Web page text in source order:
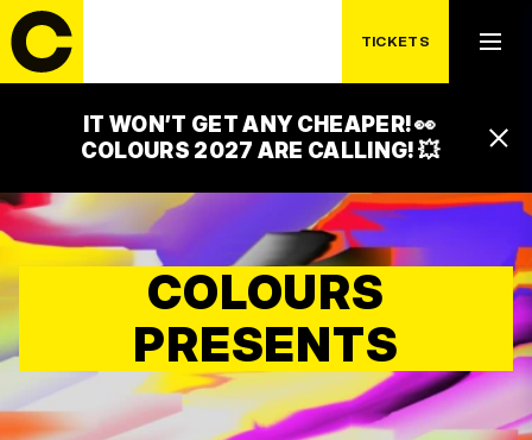
TICKETS
IT WON’T GET ANY CHEAPER! 👀
COLOURS 2027 ARE CALLING! 💥
COLOURS
PRESENTS